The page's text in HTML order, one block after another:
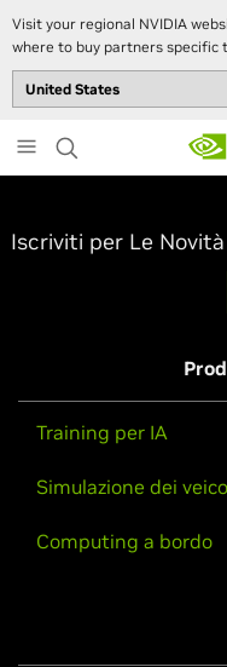
Visit your regional NVIDIA
where to buy partners specific
to
main
Iscriviti per Le
Training per IA
Simulazione dei
Computing a bordo